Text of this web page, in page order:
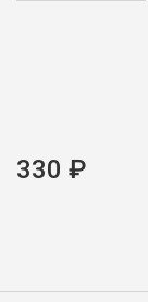
330 ₽